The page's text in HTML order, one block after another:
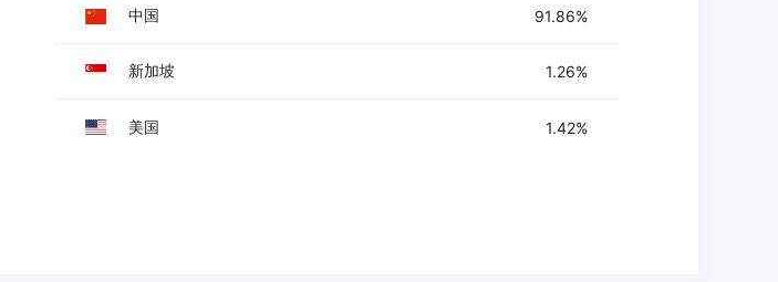
中国 91.86%
新加坡 1.26%
美国 1.42%